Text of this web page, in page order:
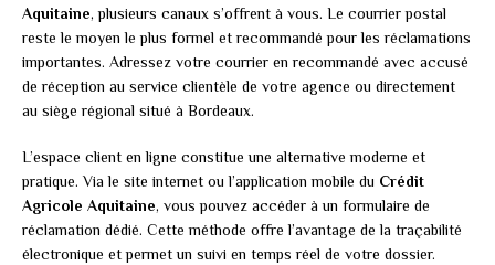
Aquitaine, plusieurs canaux s’offrent à vous. Le courrier postal
reste le moyen le plus formel et recommandé pour les réclamations
importantes. Adressez votre courrier en recommandé avec accusé
de réception au service clientèle de votre agence ou directement
au siège régional situé à Bordeaux.
L’espace client en ligne constitue une alternative moderne et
pratique. Via le site internet ou l’application mobile du Crédit
Agricole Aquitaine, vous pouvez accéder à un formulaire de
réclamation dédié. Cette méthode offre l’avantage de la traçabilité
électronique et permet un suivi en temps réel de votre dossier.